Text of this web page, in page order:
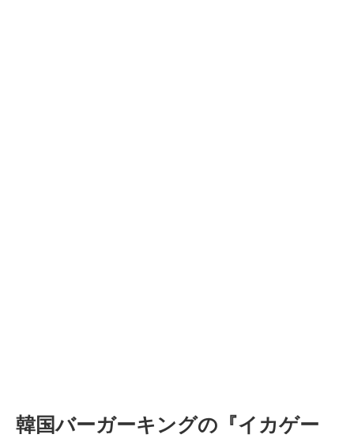
韓国バーガーキングの『イカゲー